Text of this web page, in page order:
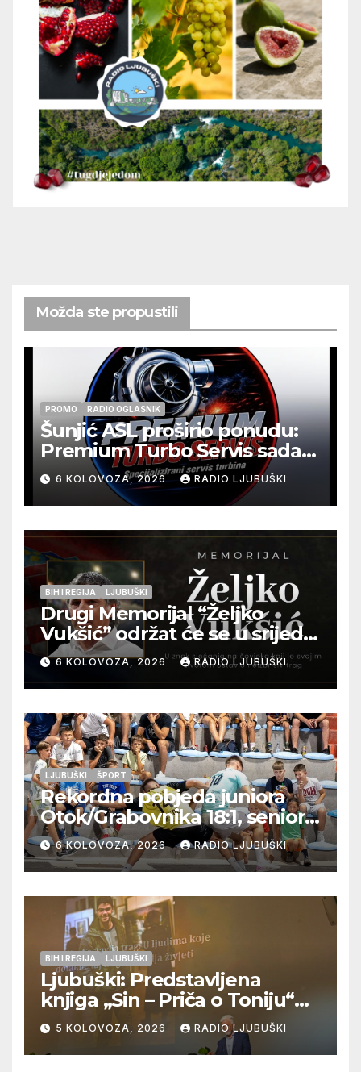
Možda ste propustili
PROMO RADIO OGLASNIK
Šunjić ASL proširio ponudu:
Premium Turbo Servis sada
na jednoj adresi u Ljubuškom
6 KOLOVOZA, 2026 RADIO LJUBUŠKI
BIH I REGIJA LJUBUŠKI
Drugi Memorijal “Željko
Vukšić” održat će se u srijedu
12. kolovoza u Otoku
6 KOLOVOZA, 2026 RADIO LJUBUŠKI
LJUBUŠKI ŠPORT
Rekordna pobjeda juniora
Otok/Grabovnika 18:1, seniori
Pregrađa u četvrtfinalu,
Veljaci i Cerno/Crnopod u
doigravanju, Grljevići završili
natjecanje
6 KOLOVOZA, 2026 RADIO LJUBUŠKI
BIH I REGIJA LJUBUŠKI
Ljubuški: Predstavljena
knjiga „Sin – Priča o Toniju“
dr. sc. Zdenka Hercega
5 KOLOVOZA, 2026 RADIO LJUBUŠKI